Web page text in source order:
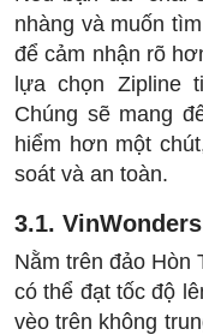
nhàng và muốn
để cảm nhận rõ
lựa chọn Zipline
Chúng sẽ mang
hiểm hơn một
soát và an toàn.
3.1.
Nằm trên đảo Hòn
có thể đạt tốc độ
vèo trên không